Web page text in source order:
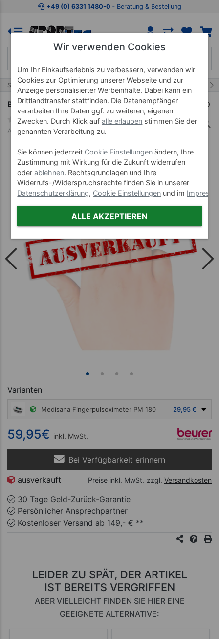
Zum Kaufbereich springen Zur Produktbeschreibung
+49 (0) 6331 1480-0 ‐ Beratung & Bestellung
Start Wellnessprodukte Blutdruck
BEURER Fingerpulsoximeter PO 30
Art-Nr. 27008
Varianten
Medisana Fingerpulsoximeter PM 180 29,95 €
59,95€ inkl. MwSt.
Bei Verfügbarkeit erinnern
ausverkauft Preise inkl. MwSt. zzgl. Versandkosten
30 Tage Geld-Zurück-Garantie
Persönlicher Ansprechpartner
Kostenloser Versand ab 149,- € **
LEIDER ZU SPÄT, DER ARTIKEL
IST BEREITS VERGRIFFEN
ABER VIELLEICHT FINDEN SIE HIER EINE
GEEIGNETE ALTERNATIVE:
Wir verwenden Cookies
Um Ihr Einkaufserlebnis zu verbessern, verwenden wir
Cookies zur Optimierung unserer Webseite und zur
Anzeige personalisierter Werbeinhalte. Dabei kann ein
Drittlandtransfer stattfinden. Die Datenempfänger
verarbeiten Ihre Daten ggf. zu weiteren, eigenen
Zwecken. Durch Klick aufalle erlauben stimmen Sie der
genannten Verarbeitung zu.
Sie können jederzeit Cookie Einstellungen ändern, Ihre
Zustimmung mit Wirkung für die Zukunft widerrufen
oderablehnen. Rechtsgrundlagen und Ihre
Widerrufs-/Widerspruchsrechte finden Sie in unserer
Datenschutzerklärung, Cookie Einstellungen und im
ALLE AKZEPTIEREN